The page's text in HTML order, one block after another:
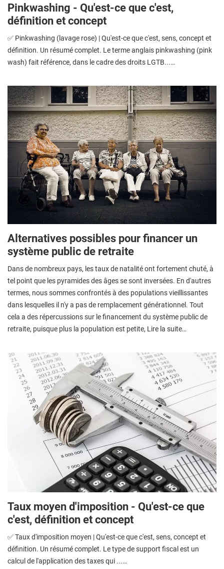
Pinkwashing - Qu'est-ce que c'est,
définition et concept
✅ Pinkwashing (lavage rose) | Qu'est-ce que c'est, sens, concept et
définition. Un résumé complet. Le terme anglais pinkwashing (pink
wash) fait référence, dans le cadre des droits LGTB...…
Alternatives possibles pour financer un
système public de retraite
Dans de nombreux pays, les taux de natalité ont fortement chuté, à
tel point que les pyramides des âges se sont inversées. En d'autres
termes, nous sommes confrontés à des populations vieillissantes
dans lesquelles il n'y a pas de remplacement générationnel. Tout
cela a des répercussions sur le financement du système public de
retraite, puisque plus la population est petite, Lire la suite…
Taux moyen d'imposition - Qu'est-ce que
c'est, définition et concept
✅ Taux d'imposition moyen | Qu'est-ce que c'est, sens, concept et
définition. Un résumé complet. Le type de support fiscal est un
calcul de l'application des taxes qui ...…